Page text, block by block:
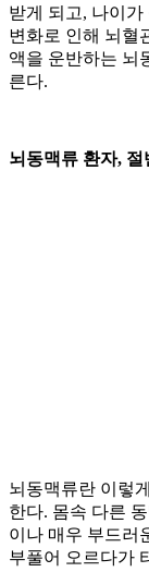
받게 되고, 나이
변화로 인해 뇌혈
액을 운반하는 뇌
른다.
뇌동맥류 환자,
뇌동맥류란 이렇
한다. 몸속 다른
이나 매우 부드러
부풀어 오르다가